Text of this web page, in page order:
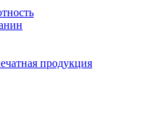
продукция